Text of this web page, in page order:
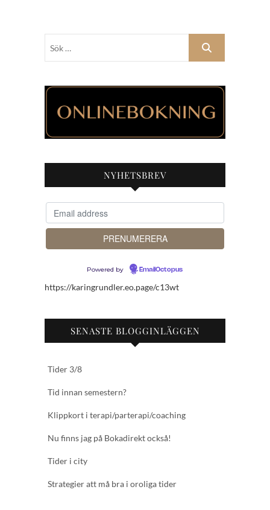
NYHETSBREV
Powered by EmailOctopus
https://karingrundler.eo.page/c13wt
SENASTE BLOGGINLÄGGEN
Tider 3/8
Tid innan semestern?
Klippkort i terapi/parterapi/coaching
Nu finns jag på Bokadirekt också!
Tider i city
Strategier att må bra i oroliga tider